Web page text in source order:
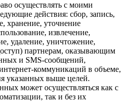
осуществлять с моими
действия: сбор, запись,
хранение, уточнение
извлечение,
удаление, уничтожение,
партнерам, оказывающим
и SMS‑сообщений,
в объеме,
указанных выше целей.
может осуществляться как с
так и без их